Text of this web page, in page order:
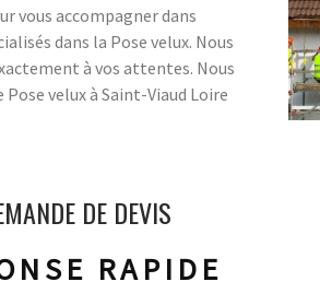
vous accompagner dans
dans la Pose velux. Nous
à vos attentes. Nous
velux à Saint-Viaud Loire
DE DEVIS
RAPIDE